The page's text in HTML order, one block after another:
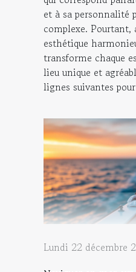
et à sa personnalité
complexe. Pourtant,
esthétique
transforme chaque
lieu unique et
lignes suivantes
Lundi 22 décembre